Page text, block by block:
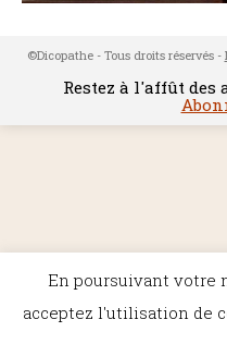
©Dicopathe - Tous droits réservés -
Restez à l'affût des
En poursuivant votre
acceptez l'utilisation de